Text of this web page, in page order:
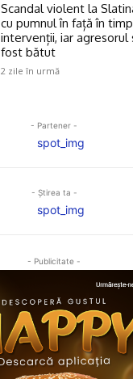
Scandal violent la
cu pumnul în față în
intervenții, iar agresorul
fost bătut
2 zile în urmă
- Partener -
- Ştirea ta -
- Publicitate -